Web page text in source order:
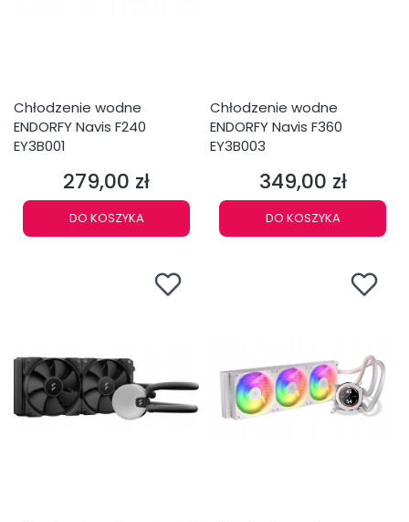
Chłodzenie wodne
ENDORFY Navis F240
EY3B001
Cena
279,00 zł
DO KOSZYKA
Chłodzenie wodne
ENDORFY Navis F360
EY3B003
Cena
349,00 zł
DO KOSZYKA